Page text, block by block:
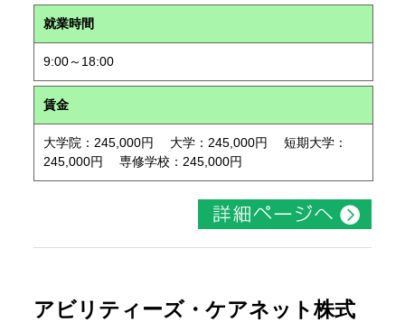
就業時間
9:00～18:00
賃金
大学院：245,000円 大学：245,000円 短期大学：
245,000円 専修学校：245,000円
アビリティーズ・ケアネット株式